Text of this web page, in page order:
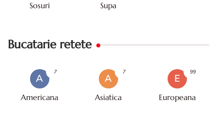
Sosuri Supa
Bucatarie retete
A
Americana
7
A
Asiatica
7
E
Europeana
99